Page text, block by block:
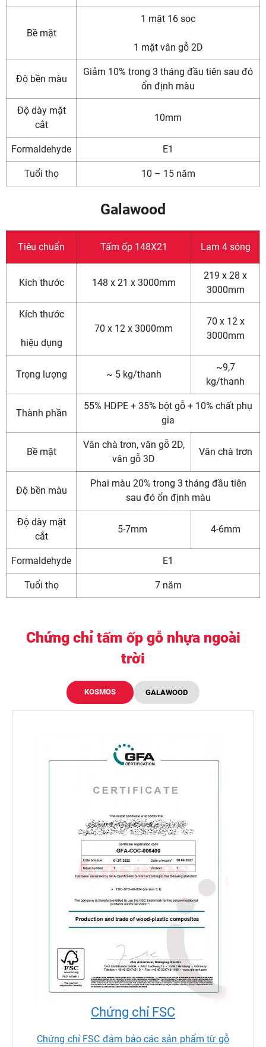
Bề mặt
1 mặt 16 sọc
1 mặt vân gỗ 2D
Độ bền màu
Giảm 10% trong 3 tháng đầu tiên sau đó
ổn định màu
Độ dày mặt
cắt
10mm
Formaldehyde E1
Tuổi thọ 10 – 15 năm
Galawood
Tiêu chuẩn Tấm ốp 148X21 Lam 4 sóng
Kích thước 148 x 21 x 3000mm
219 x 28 x
3000mm
Kích thước
hiệu dụng
70 x 12 x 3000mm
70 x 12 x
3000mm
Trọng lượng ~ 5 kg/thanh
~9,7
kg/thanh
Thành phần
55% HDPE + 35% bột gỗ + 10% chất phụ
gia
Bề mặt
Vân chà trơn, vân gỗ 2D,
vân gỗ 3D
Vân chà trơn
Độ bền màu
Phai màu 20% trong 3 tháng đầu tiên
sau đó ổn định màu
Độ dày mặt
cắt
5-7mm 4-6mm
Formaldehyde E1
Tuổi thọ 7 năm
Chứng chỉ tấm ốp gỗ nhựa ngoài
trời
KOSMOS GALAWOOD
Chứng chỉ FSC
Chứng chỉ FSC đảm bảo các sản phẩm từ gỗ